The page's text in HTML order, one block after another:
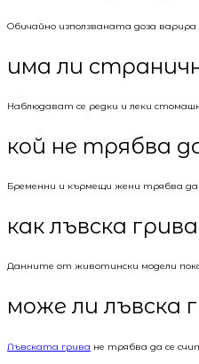
Обичайно използваната доза
има ли
Наблюдават се редки и леки
кой не трябва
Бременни и кърмещи жени трябва
как лъвска
Данните от животински модели
може ли лъвска
Лъвската грива не трябва да се